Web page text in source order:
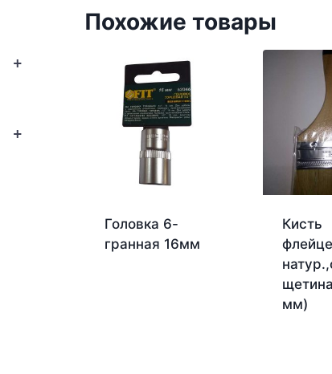
Похожие товары
Головка 6-
гранная 16мм
Кисть
мм)
+
+